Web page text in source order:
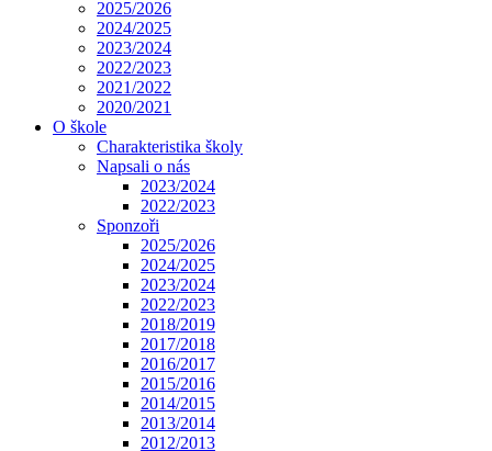
2025/2026
2024/2025
2023/2024
2022/2023
2021/2022
2020/2021
O škole
Charakteristika školy
Napsali o nás
2023/2024
2022/2023
Sponzoři
2025/2026
2024/2025
2023/2024
2022/2023
2018/2019
2017/2018
2016/2017
2015/2016
2014/2015
2013/2014
2012/2013